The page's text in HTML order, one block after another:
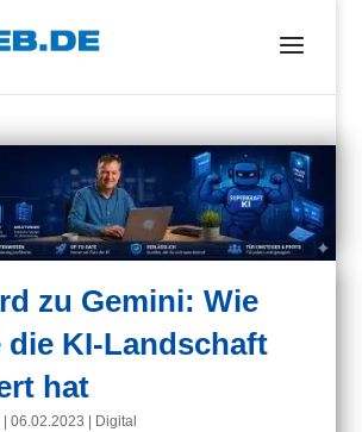
zu Gemini: Wie
die KI-Landschaft
hat
|06.02.2023 Digital